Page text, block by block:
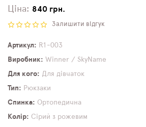
Ціна: 840 грн.
Залишити відгук
Артикул
R1-003
Виробник
Winner / SkyName
Для кого
Для дівчаток
Тип
Рюкзаки
Спинка
Ортопедична
Колір
Сірий з рожевим